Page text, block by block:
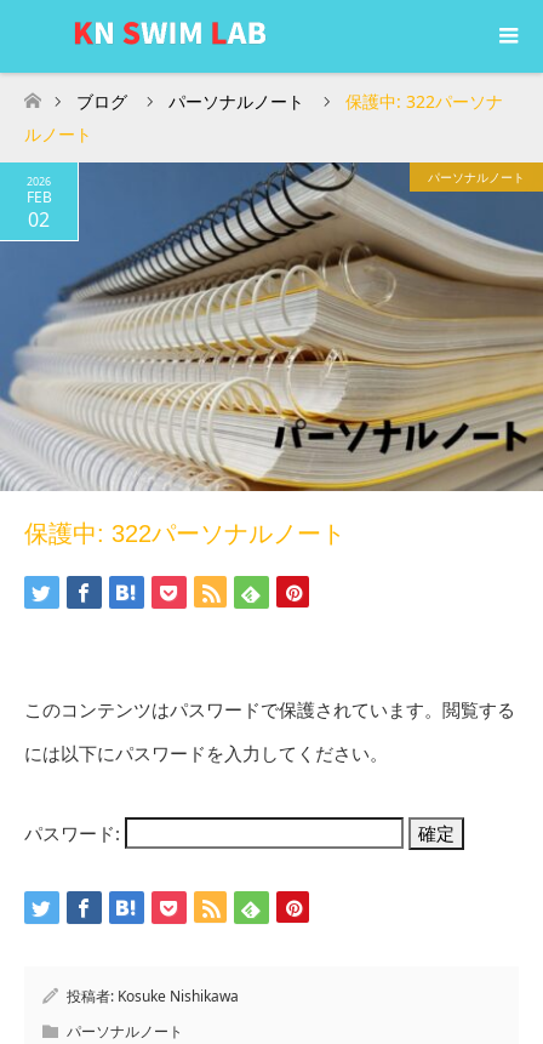
ホーム
ブログ パーソナルノート
保護中: 322パーソナ
ルノート
2026
FEB
02
パーソナルノート
保護中: 322パーソナルノート
このコンテンツはパスワードで保護されています。閲覧する
には以下にパスワードを入力してください。
パスワード:
投稿者: Kosuke Nishikawa
パーソナルノート